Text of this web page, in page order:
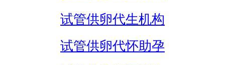
试管供卵代生机构
试管供卵代怀助孕